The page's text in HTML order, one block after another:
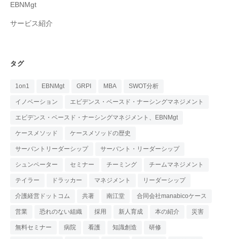
EBNMgt
サービス紹介
タグ
1on1 EBNMgt GRPI MBA SWOT分析
イノベーション エビデンス・ベースド・ナーシングマネジメント
エビデンス・ベースド・ナーシングマネジメント、EBNMgt
ケースメソッド ケースメソッドの歴史
サーバントリーダーシップ サーバント・リーダーシップ
シュンペーター セミナー チーミング チームマネジメント
テイラー ドラッカー マネジメント リーダーシップ
介護経営ドットコム 共著 南江堂 合同会社manabicoケース
営業 恐れのない組織 採用 新人育成 本の紹介 災害
無料セミナー 病院 看護 知識創造 研修